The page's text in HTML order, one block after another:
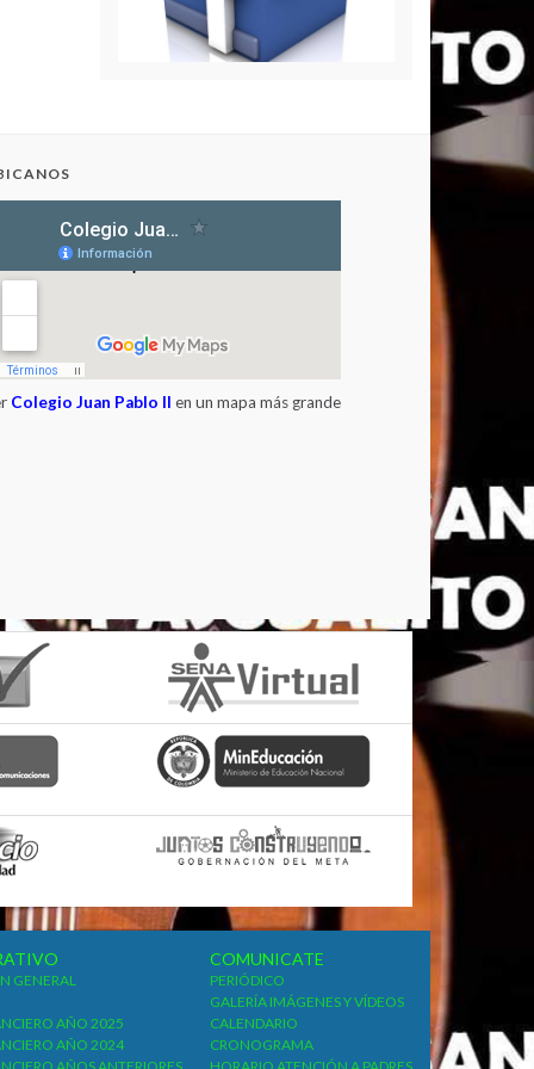
ENGLISH DAY 2023
Colegio Juan Pablo II en un mapa más grande
GENERAL
AÑO 2025
AÑO 2024
COMUNICATE
PERIÓDICO
GALERÍA IMÁGENES Y VÍDEOS
CALENDARIO
CRONOGRAMA